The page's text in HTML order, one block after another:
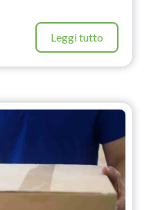
Leggi tutto